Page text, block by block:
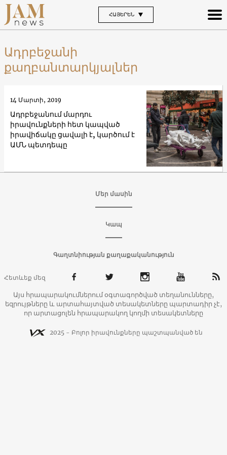
ՀԱՅԵՐԵՆ
Ադրբեջանի
քաղբանտարկյալներ
Ադրբեջանում մարդու
իրավունքների հետ կապված
իրավիճակը ցավալի է, կարծում է
ԱՄՆ պետդեպը
14 Մարտի, 2019
Մեր մասին
Կապ
Գաղտնիության քաղաքականություն
Հետևեք մեզ
Այս հրապարակումներում օգտագործված տեղանունները,
եզրույթները և արտահայտված տեսակետները պարտադիր չէ,
որ արտացոլեն հրապարակող կողմի տեսակետները
2025 - Բոլոր իրավունքները պաշտպանված են